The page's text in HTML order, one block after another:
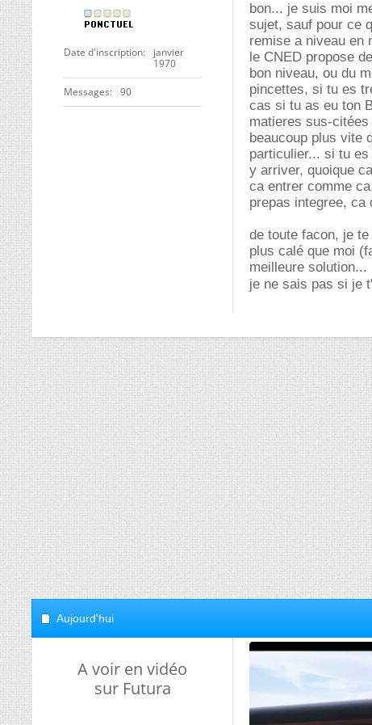
Date d'inscription
janvier
1970
Messages 90
bon... je suis moi
sujet, sauf pour ce
remise a niveau en
le CNED propose
bon niveau, ou du
pincettes, si tu es
cas si tu as eu ton
matieres sus-
beaucoup plus vite
particulier... si tu
y arriver, quoique
ca entrer comme
prepas integree,
de toute facon, je
plus calé que moi
meilleure solution...
je ne sais pas si je
Aujourd'hui
A voir en vidéo
sur Futura